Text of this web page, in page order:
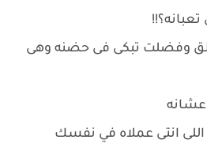
تعبانه؟!!
وفضلت تبكى فى حضنه وهى
عشانه
انتى عملاه في نفسك